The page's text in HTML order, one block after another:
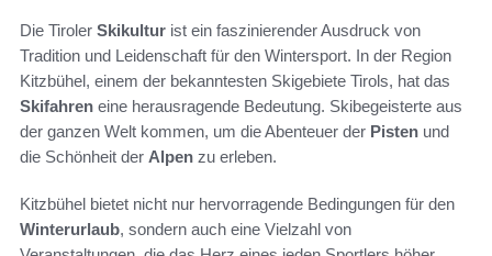
Die Tiroler Skikultur ist ein faszinierender Ausdruck von
Tradition und Leidenschaft für den Wintersport. In der Region
Kitzbühel, einem der bekanntesten Skigebiete Tirols, hat das
Skifahren eine herausragende Bedeutung. Skibegeisterte aus
der ganzen Welt kommen, um die Abenteuer der Pisten und
die Schönheit der Alpen zu erleben.
Kitzbühel bietet nicht nur hervorragende Bedingungen für den
Winterurlaub, sondern auch eine Vielzahl von